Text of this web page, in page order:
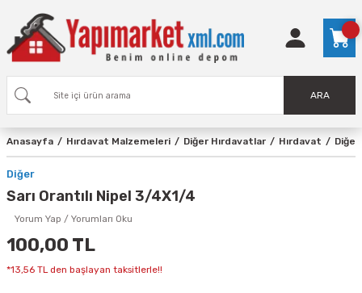
ARA
Anasayfa Hırdavat Malzemeleri Diğer Hırdavatlar Hırdavat Diğer
Diğer
Sarı Orantılı Nipel 3/4X1/4
Yorum Yap / Yorumları Oku
100,00 TL
*13,56 TL den başlayan taksitlerle!!